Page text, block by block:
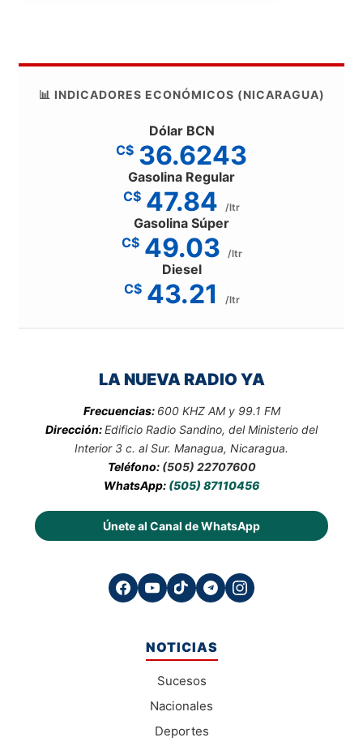
📊 INDICADORES ECONÓMICOS (NICARAGUA)
Dólar BCN
C$ 36.6243
Gasolina Regular
C$ 47.84 /ltr
Gasolina Súper
C$ 49.03 /ltr
Diesel
C$ 43.21 /ltr
LA NUEVA RADIO YA
Frecuencias: 600 KHZ AM y 99.1 FM
Dirección:Edificio Radio Sandino, del Ministerio del
Interior 3 c. al Sur. Managua, Nicaragua.
Teléfono: (505) 22707600
WhatsApp: (505) 87110456
Únete al Canal de WhatsApp
NOTICIAS
Sucesos
Nacionales
Deportes